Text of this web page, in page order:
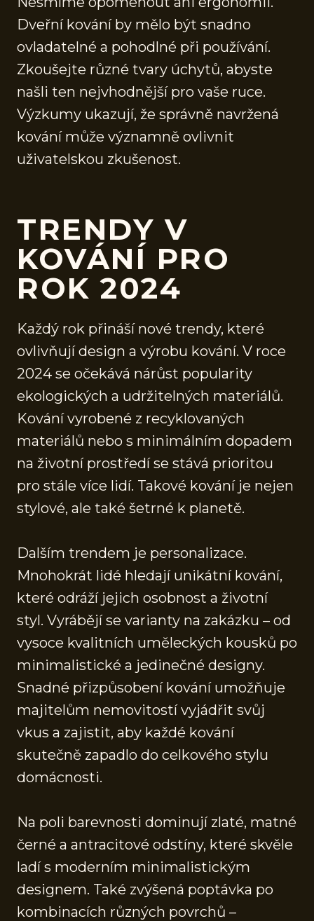
Dveřní kování by mělo být snadno
ovladatelné a pohodlné při používání.
Zkoušejte různé tvary úchytů, abyste
našli ten nejvhodnější pro vaše ruce.
Výzkumy ukazují, že správně navržená
kování může významně ovlivnit
uživatelskou zkušenost.
TRENDY V
KOVÁNÍ PRO
ROK 2024
Každý rok přináší nové trendy, které
ovlivňují design a výrobu kování. V roce
2024 se očekává nárůst popularity
ekologických a udržitelných materiálů.
Kování vyrobené z recyklovaných
materiálů nebo s minimálním dopadem
na životní prostředí se stává prioritou
pro stále více lidí. Takové kování je nejen
stylové, ale také šetrné k planetě.
Dalším trendem je personalizace.
Mnohokrát lidé hledají unikátní kování,
které odráží jejich osobnost a životní
styl. Vyrábějí se varianty na zakázku – od
vysoce kvalitních uměleckých kousků po
minimalistické a jedinečné designy.
Snadné přizpůsobení kování umožňuje
majitelům nemovitostí vyjádřit svůj
vkus a zajistit, aby každé kování
skutečně zapadlo do celkového stylu
domácnosti.
Na poli barevnosti dominují zlaté, matné
černé a antracitové odstíny, které skvěle
ladí s moderním minimalistickým
designem. Také zvýšená poptávka po
kombinacích různých povrchů –